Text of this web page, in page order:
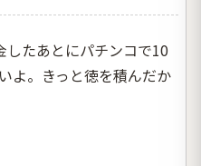
たあとにパチンコで10
よ。きっと徳を積んだか